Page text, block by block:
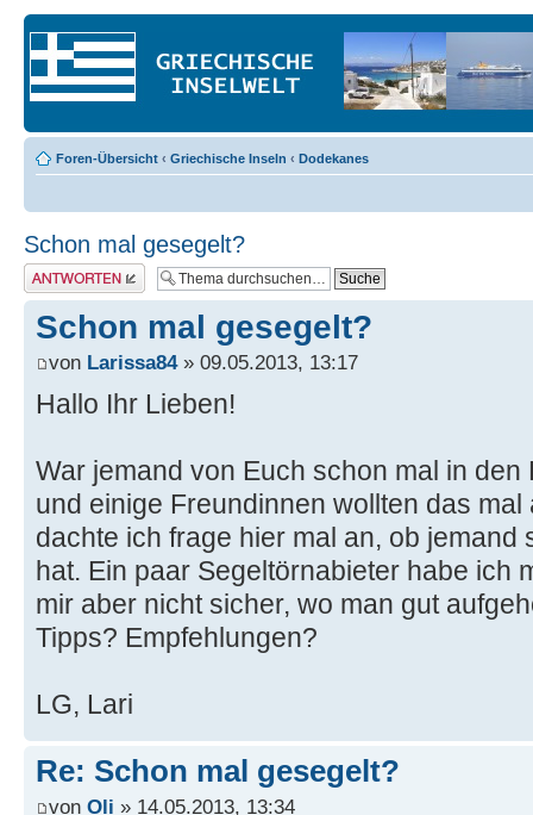
Foren-Übersicht ‹ Griechische Inseln ‹ Dodekanes
Schon mal gesegelt?
Antwort erstellen
Schon mal gesegelt?
von Larissa84» 09.05.2013, 13:17
Hallo Ihr Lieben!
War jemand von Euch schon mal in
und einige Freundinnen wollten das
dachte ich frage hier mal an, ob jemand
hat. Ein paar Segeltörnabieter habe ich
mir aber nicht sicher, wo man gut
Tipps? Empfehlungen?
LG, Lari
Re: Schon mal gesegelt?
von Oli » 14.05.2013, 13:34